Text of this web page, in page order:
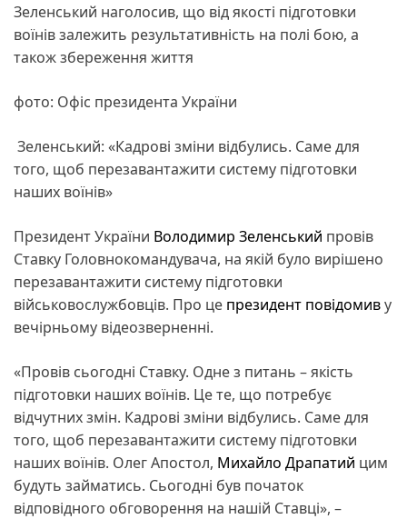
Зеленський наголосив, що від якості підготовки
воїнів залежить результативність на полі бою, а
також збереження життя
фото: Офіс президента України
Зеленський: «Кадрові зміни відбулись. Саме для
того, щоб перезавантажити систему підготовки
наших воїнів»
Президент України Володимир Зеленський провів
Ставку Головнокомандувача, на якій було вирішено
перезавантажити систему підготовки
військовослужбовців. Про це президент повідомиву
вечірньому відеозверненні.
«Провів сьогодні Ставку. Одне з питань – якість
підготовки наших воїнів. Це те, що потребує
відчутних змін. Кадрові зміни відбулись. Саме для
того, щоб перезавантажити систему підготовки
наших воїнів. Олег Апостол, Михайло Драпатий цим
будуть займатись. Сьогодні був початок
відповідного обговорення на нашій Ставці», –